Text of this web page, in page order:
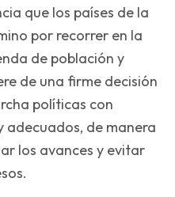
que los países de la
por recorrer en la
de población y
de una firme decisión
políticas con
adecuados, de manera
los avances y evitar